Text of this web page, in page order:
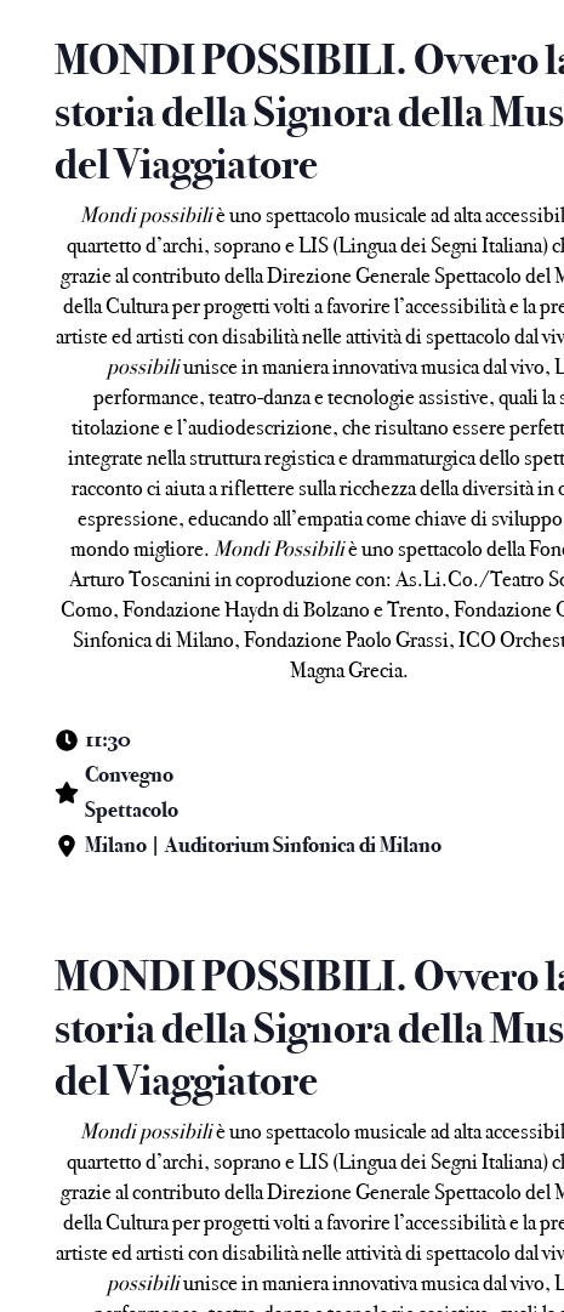
MONDI POSSIBILI. Ovvero
storia della Signora della
del Viaggiatore
Mondi possibiliè uno spettacolo musicale ad alta
quartetto d’archi, soprano e LIS (Lingua dei Segni Italiana)
grazie al contributo della Direzione Generale Spettacolo del
della Cultura per progetti volti a favorire l’accessibilità e la
artiste ed artisti con disabilità nelle attività di spettacolo dal
possibiliunisce in maniera innovativa musica dal vivo,
performance, teatro-danza e tecnologie assistive, quali la
titolazione e l’audiodescrizione, che risultano essere
integrate nella struttura registica e drammaturgica dello
racconto ci aiuta a riflettere sulla ricchezza della diversità in
espressione, educando all’empatia come chiave di
mondo migliore.Mondi Possibiliè uno spettacolo della
Arturo Toscanini in coproduzione con: As.Li.Co./Teatro
Como, Fondazione Haydn di Bolzano e Trento, Fondazione
Sinfonica di Milano, Fondazione Paolo Grassi, ICO
Magna Grecia.
11:30
Convegno
Spettacolo
Milano | Auditorium Sinfonica di Milano
MONDI POSSIBILI. Ovvero
storia della Signora della
del Viaggiatore
Mondi possibiliè uno spettacolo musicale ad alta
quartetto d’archi, soprano e LIS (Lingua dei Segni Italiana)
grazie al contributo della Direzione Generale Spettacolo del
della Cultura per progetti volti a favorire l’accessibilità e la
artiste ed artisti con disabilità nelle attività di spettacolo dal
possibiliunisce in maniera innovativa musica dal vivo,